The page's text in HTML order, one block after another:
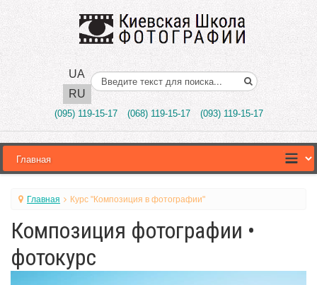
UA
RU
Поиск..
(095) 119-15-17 (068) 119-15-17 (093) 119-15-17
Главная Курс "Композиция в фотографии"
Композиция фотографии •
фотокурс